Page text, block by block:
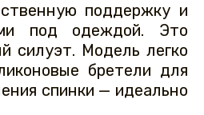
поддержку и
под одеждой. Это
силуэт. Модель легко
бретели для
спинки — идеально